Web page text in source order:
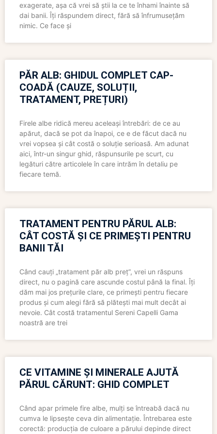
exagerate, așa că vrei să știi la ce te înhami înainte să
dai banii. Îți răspundem direct, fără să înfrumusețăm
nimic. Ce face și
PĂR ALB: GHIDUL COMPLET CAP-
COADĂ (CAUZE, SOLUȚII,
TRATAMENT, PREȚURI)
Firele albe ridică mereu aceleași întrebări: de ce au
apărut, dacă se pot da înapoi, ce e de făcut dacă nu
vrei vopsea și cât costă o soluție serioasă. Am adunat
aici, într-un singur ghid, răspunsurile pe scurt, cu
legături către articolele în care intrăm în detaliu pe
fiecare temă.
TRATAMENT PENTRU PĂRUL ALB:
CÂT COSTĂ ȘI CE PRIMEȘTI PENTRU
BANII TĂI
Când cauți „tratament păr alb preț”, vrei un răspuns
direct, nu o pagină care ascunde costul până la final. Îți
dăm mai jos prețurile clare, ce primești pentru fiecare
produs și cum alegi fără să plătești mai mult decât ai
nevoie. Cât costă tratamentul Sereni Capelli Gama
noastră are trei
CE VITAMINE ȘI MINERALE AJUTĂ
PĂRUL CĂRUNT: GHID COMPLET
Când apar primele fire albe, mulți se întreabă dacă nu
cumva le lipsește ceva din alimentație. Întrebarea este
corectă: producția de culoare a părului depinde direct